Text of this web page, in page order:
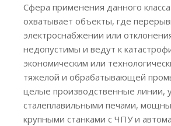
Сфера применения данного
охватывает объекты, где
электроснабжении или
недопустимы и ведут к
экономическим или
тяжелой и обрабатывающей
целые производственные линии,
сталеплавильными печами,
крупными станками с ЧПУ и